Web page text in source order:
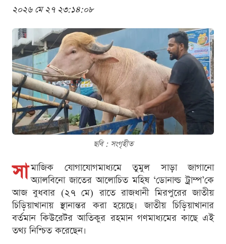
২০২৬ মে ২৭ ২৩:১৪:০৮
ছবি : সংগৃহীত
সা মাজিক যোগাযোগমাধ্যমে তুমুল সাড়া জাগানো
অ্যালবিনো জাতের আলোচিত মহিষ ‘ডোনাল্ড ট্রাম্প’কে
আজ বুধবার (২৭ মে) রাতে রাজধানী মিরপুরের জাতীয়
চিড়িয়াখানায় স্থানান্তর করা হয়েছে। জাতীয় চিড়িয়াখানার
বর্তমান কিউরেটর আতিকুর রহমান গণমাধ্যমের কাছে এই
তথ্য নিশ্চিত করেছেন।